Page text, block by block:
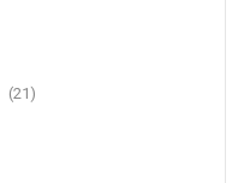
(21)